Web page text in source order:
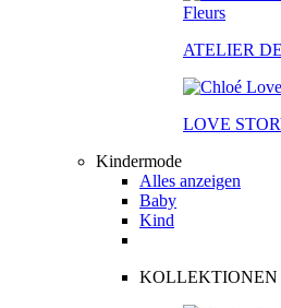
ATELIER
LOVE
Kindermode
Alles anzeigen
Baby
Kind
KOLLEKTIONEN